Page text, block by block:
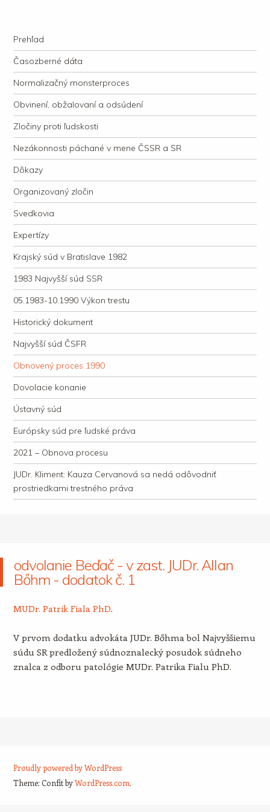
justície
Navigation
Skip to content
Prehľad
Časozberné dáta
Normalizačný monsterproces
Obvinení, obžalovaní a odsúdení
Zločiny proti ľudskosti
Nezákonnosti páchané v mene ČSSR a SR
Dôkazy
Organizovaný zločin
Svedkovia
Expertízy
Krajský súd v Bratislave 1982
1983 Najvyšší súd SSR
05.1983-10.1990 Výkon trestu
Historický dokument
Najvyšší súd ČSFR
Obnovený proces 1990
Dovolacie konanie
Ústavný súd
Európsky súd pre ľudské práva
2021 – Obnova procesu
JUDr. Kliment: Kauza Cervanová sa nedá odôvodniť
prostriedkami trestného práva
odvolanie Beďač - v zast. JUDr. Allan
Bőhm - dodatok č. 1
MUDr. Patrik Fiala PhD.
V prvom dodatku advokáta JUDr. Bőhma bol Najvyššiemu
súdu SR predložený súdnoznalecký posudok súdneho
znalca z odboru patológie MUDr. Patrika Fialu PhD.
Proudly powered by WordPress
Theme: Confit byWordPress.com.